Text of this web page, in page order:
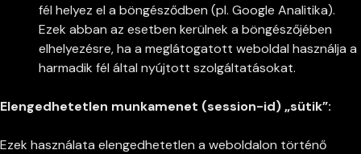
fél helyez el a böngésződben (pl. Google Analitika).
Ezek abban az esetben kerülnek a böngészőjében
elhelyezésre, ha a meglátogatott weboldal használja a
harmadik fél által nyújtott szolgáltatásokat.
Elengedhetetlen munkamenet (session-id) „sütik”:
Ezek használata elengedhetetlen a weboldalon történő